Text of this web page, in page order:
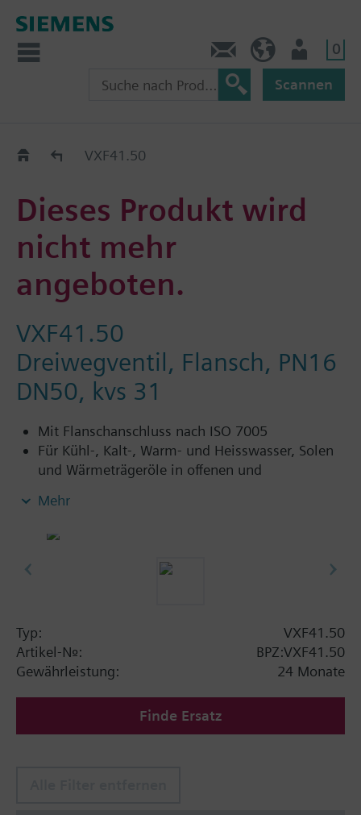
0
Scannen
Austauschhilfe
VXF41.50
Dieses Produkt wird
nicht mehr
angeboten.
VXF41.50
Dreiwegventil, Flansch, PN16
DN50, kvs 31
Mit Flanschanschluss nach ISO 7005
Für Kühl-, Kalt-, Warm- und Heisswasser, Solen
und Wärmeträgeröle in offenen und
VXF41…4: Stopfbuchse mit PTFE Manschettte
für Temperaturen bis 180 °C
Verfügbar bis Sommer 2011, anschliessend
Dreiwegventile VXF43.., bzw. VXF53.. bestellen.
Mehr
Typ:
VXF41.50
Artikel-Nr.:
BPZ:VXF41.50
Gewährleistung:
24 Monate
Finde Ersatz